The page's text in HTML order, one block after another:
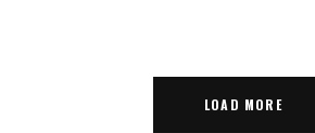
LOAD MORE